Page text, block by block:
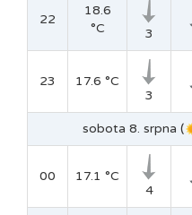
22
18.6
°C
3
23
17.6 °C
3
sobota 8. srpna (
00
17.1 °C
4